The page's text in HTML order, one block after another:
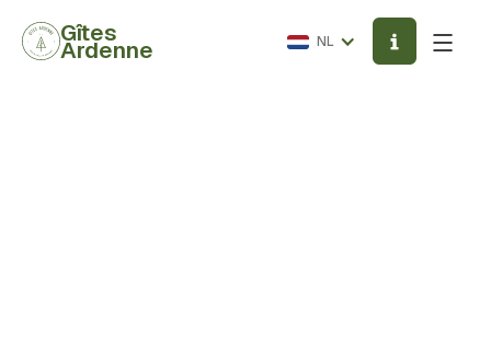
Gîtes
Ardenne NL